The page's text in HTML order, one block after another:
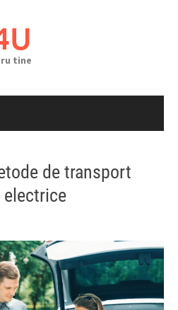
tine
de transport
electrice